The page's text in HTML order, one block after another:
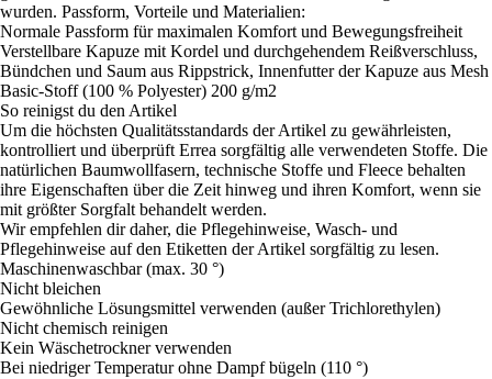
wurden. Passform, Vorteile und Materialien:
Normale Passform für maximalen Komfort und Bewegungsfreiheit
Verstellbare Kapuze mit Kordel und durchgehendem Reißverschluss,
Bündchen und Saum aus Rippstrick, Innenfutter der Kapuze aus Mesh
Basic-Stoff (100 % Polyester) 200 g/m2
So reinigst du den Artikel
Um die höchsten Qualitätsstandards der Artikel zu gewährleisten,
kontrolliert und überprüft Errea sorgfältig alle verwendeten Stoffe. Die
natürlichen Baumwollfasern, technische Stoffe und Fleece behalten
ihre Eigenschaften über die Zeit hinweg und ihren Komfort, wenn sie
mit größter Sorgfalt behandelt werden.
Wir empfehlen dir daher, die Pflegehinweise, Wasch- und
Pflegehinweise auf den Etiketten der Artikel sorgfältig zu lesen.
Maschinenwaschbar (max. 30 °)
Nicht bleichen
Gewöhnliche Lösungsmittel verwenden (außer Trichlorethylen)
Nicht chemisch reinigen
Kein Wäschetrockner verwenden
Bei niedriger Temperatur ohne Dampf bügeln (110 °)